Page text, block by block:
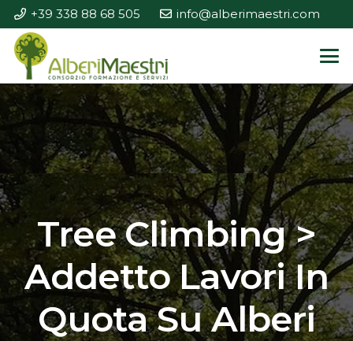
+39 338 88 68 505 info@alberimaestri.com
Tree Climbing >
Addetto Lavori In
Quota Su Alberi